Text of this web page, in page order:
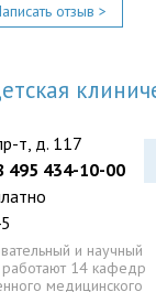
отзыв >
т, д. 117
495 434-10-00
и научный
работают 14 кафедр
медицинского